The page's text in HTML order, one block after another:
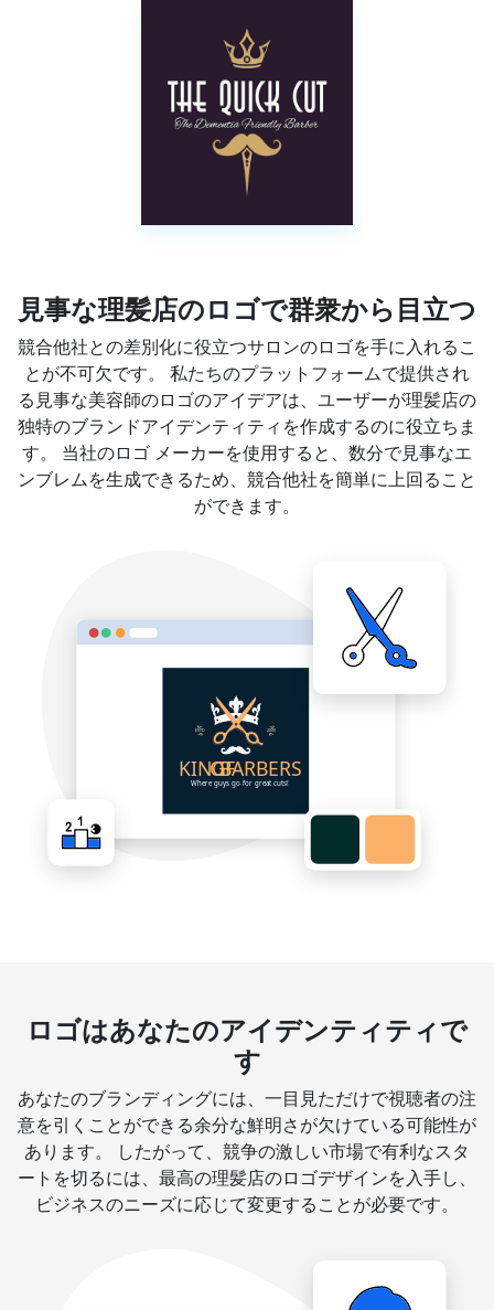
見事な理髪店のロゴで群衆から目立つ
競合他社との差別化に役立つサロンのロゴを手に入れるこ
とが不可欠です。 私たちのプラットフォームで提供され
る見事な美容師のロゴのアイデアは、ユーザーが理髪店の
独特のブランドアイデンティティを作成するのに役立ちま
す。 当社のロゴ メーカーを使用すると、数分で見事なエ
ンブレムを生成できるため、競合他社を簡単に上回ること
ができます。
ロゴはあなたのアイデンティティで
す
あなたのブランディングには、一目見ただけで視聴者の注
意を引くことができる余分な鮮明さが欠けている可能性が
あります。 したがって、競争の激しい市場で有利なスタ
ートを切るには、最高の理髪店のロゴデザインを入手し、
ビジネスのニーズに応じて変更することが必要です。